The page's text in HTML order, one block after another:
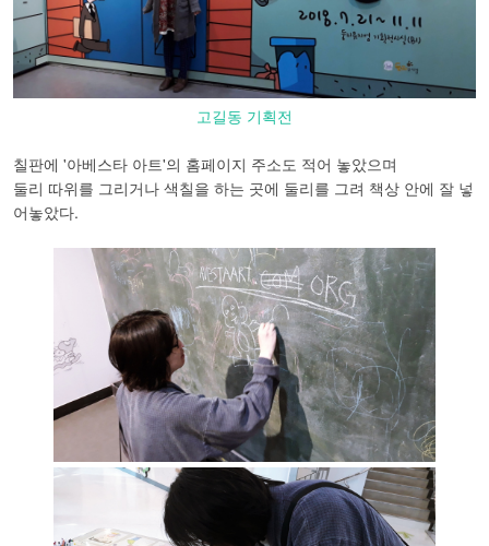
고길동 기획전
칠판에 '아베스타 아트'의 홈페이지 주소도 적어 놓았으며
둘리 따위를 그리거나 색칠을 하는 곳에 둘리를 그려 책상 안에 잘 넣
어놓았다.